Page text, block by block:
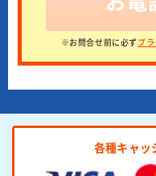
※お問合せ前に必ずプ
各種キャッ